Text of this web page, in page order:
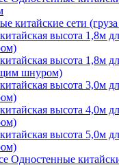
китайские сети
высота 1,8м
высота 1,8м
шнуром)
высота 3,0м
высота 4,0м
высота 5,0м
Одностенные